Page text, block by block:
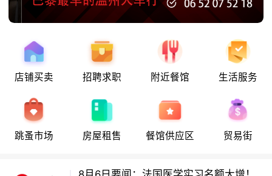
店铺买卖 招聘求职 附近餐馆 生活服务
跳蚤市场 房屋租售 餐馆供应区 贸易街
8月6日要闻：法国医学实习名额大增！
地铁8号线部分关闭！宠物店违规罚款出
炉！
巴黎地铁音乐家海选启动！
地铁8号线部分关闭！宠物店违规罚款出